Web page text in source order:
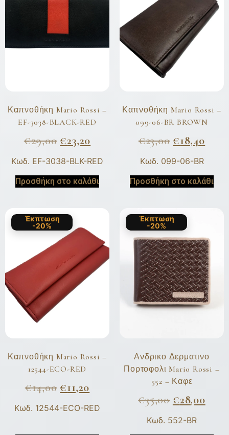
Καπνοθήκη Mario Rossi –
EF-3038-BLACK-RED
€29,00 €23,20
Κωδ. EF-3038-BLK-RED
Προσθήκη στο καλάθι
Καπνοθήκη Mario Rossi –
099-06-BR BROWN
€23,00 €18,40
Κωδ. 099-06-BR
Προσθήκη στο καλάθι
Έκπτωση
-20%
Καπνοθήκη Mario Rossi –
12544-ECO-RED
€14,00 €11,20
Κωδ. 12544-ECO-RED
Έκπτωση
-20%
Ανδρικο Δερματινο
Πορτοφολι Mario Rossi –
552 – Καφε
€35,00 €28,00
Κωδ. 552-BR